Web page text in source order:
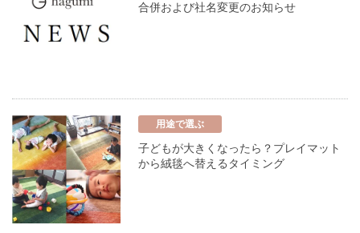
合併および社名変更のお知らせ
用途で選ぶ
子どもが大きくなったら？プレイマット
から絨毯へ替えるタイミング